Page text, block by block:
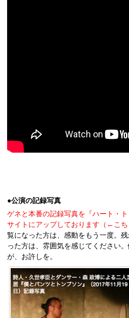
●公演の記録写真
ゲネと本番の記録写真を『ハート・
サイトにアップしております（←こ
覧になった方は、感動をもう一度。
った方は、雰囲気を感じてください
が、お許しを。